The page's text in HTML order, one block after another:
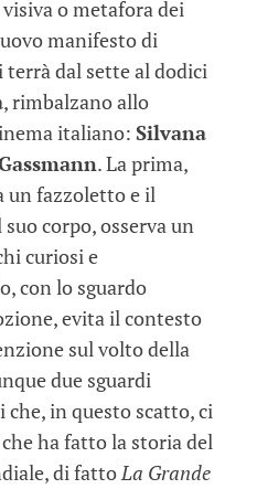
o metafora dei
manifesto di
terrà dal sette al dodici
, rimbalzano allo
italiano: Silvana
. La prima,
un fazzoletto e il
corpo, osserva un
curiosi e
con lo sguardo
evita il contesto
sul volto della
due sguardi
in questo scatto, ci
ha fatto la storia del
di fattoLa Grande